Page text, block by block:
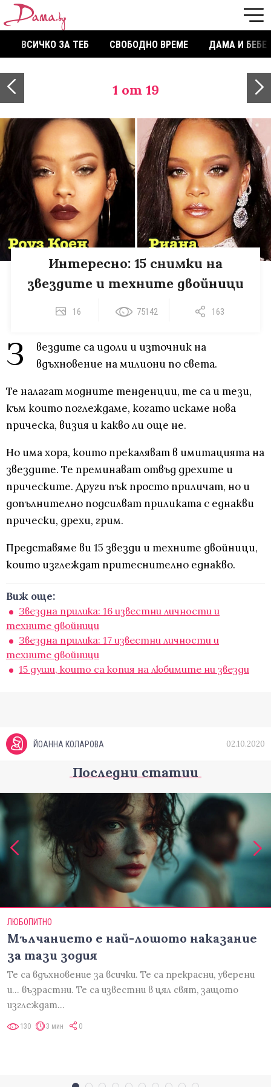
ВСИЧКО ЗА ТЕБ СВОБОДНО ВРЕМЕ ДАМА И БЕБЕ
1 от 19
Интересно: 15 снимки на
звездите и техните двойници
16 75142 163
З
вездите са идоли и източник на
вдъхновение на милиони по света.
Те налагат модните тенденции, те са и тези,
към които поглеждаме, когато искаме нова
прическа, визия и какво ли още не.
Но има хора, които прекаляват в имитацията на
звездите. Те преминават отвъд дрехите и
прическите. Други пък просто приличат, но и
допълнително подсилват приликата с еднакви
прически, дрехи, грим.
Представяме ви 15 звезди и техните двойници,
които изглеждат притеснително еднакво.
Виж още:
Звездна прилика: 16 известни личности и
техните двойници
Звездна прилика: 17 известни личности и
техните двойници
15 души, които са копия на любимите ни звезди
ЙОАННА КОЛАРОВА 02.10.2020
Последни статии
ЛЮБОПИТНО
Мълчанието е най-лошото наказание
за тази зодия
Те са вдъхновение за всички. Те са прекрасни, уверени
и... възрастни. Те са известни в цял свят, защото
изглеждат…
130 3 мин 0